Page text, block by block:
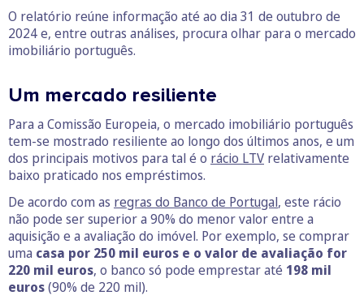
O relatório reúne informação até ao dia 31 de outubro de
2024 e, entre outras análises, procura olhar para o mercado
imobiliário português.
Um mercado resiliente
Para a Comissão Europeia, o mercado imobiliário português
tem-se mostrado resiliente ao longo dos últimos anos, e um
dos principais motivos para tal é o rácio LTV relativamente
baixo praticado nos empréstimos.
De acordo com as regras do Banco de Portugal, este rácio
não pode ser superior a 90% do menor valor entre a
aquisição e a avaliação do imóvel. Por exemplo, se comprar
uma casa por 250 mil euros e o valor de avaliação for
220 mil euros, o banco só pode emprestar até 198 mil
euros(90% de 220 mil).